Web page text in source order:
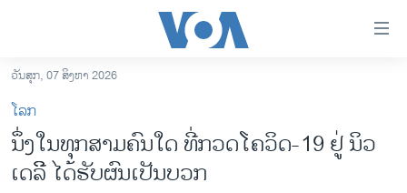
ເຂົ້າ
ຫາ
ຂ້າມ
ຂ້າມ
ຂ້າມ
ລາວ
ອາເມຣິກາ
ວັນສຸກ, 07 ສິງຫາ 2026
ໂລກ
ນຶ່ງໃນທຸກສາມຄົນໃດ ທີ່ກວດໂຄວິດ-19 ຢູ່ ນິວ
ເດລີິ ໄດ້ຮັບຜົນເປັນບວກ